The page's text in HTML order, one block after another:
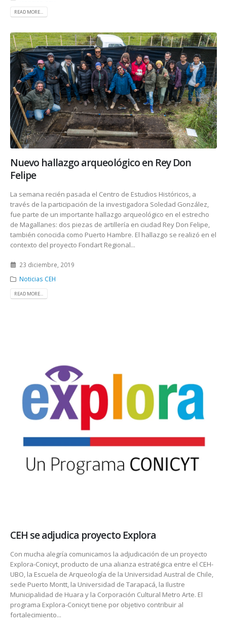
READ MORE...
Nuevo hallazgo arqueológico en Rey Don
Felipe
La semana recién pasada el Centro de Estudios Históricos, a
través de la participación de la investigadora Soledad González,
fue parte de un importante hallazgo arqueológico en el estrecho
de Magallanes: dos piezas de artillería en ciudad Rey Don Felipe,
también conocida como Puerto Hambre. El hallazgo se realizó en el
contexto del proyecto Fondart Regional...
23 diciembre, 2019
Noticias CEH
READ MORE...
CEH se adjudica proyecto Explora
Con mucha alegría comunicamos la adjudicación de un proyecto
Explora-Conicyt, producto de una alianza estratégica entre el CEH-
UBO, la Escuela de Arqueología de la Universidad Austral de Chile,
sede Puerto Montt, la Universidad de Tarapacá, la Ilustre
Municipalidad de Huara y la Corporación Cultural Metro Arte. El
programa Explora-Conicyt tiene por objetivo contribuir al
fortalecimiento...